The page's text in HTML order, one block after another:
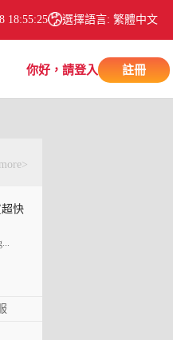
18:55:26 選擇語言: 繁體中文
你好，請登入 註冊
more>
快